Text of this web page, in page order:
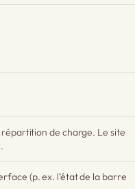
de charge. Le site
(p. ex. l’état de la barre